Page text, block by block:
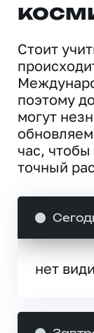
Стоит
поэтому
могут
час,
точный
нет